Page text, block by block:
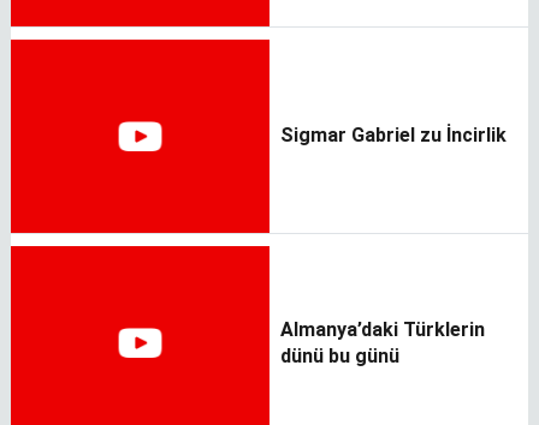
Sigmar Gabriel zu İncirlik
Almanya’daki Türklerin
dünü bu günü